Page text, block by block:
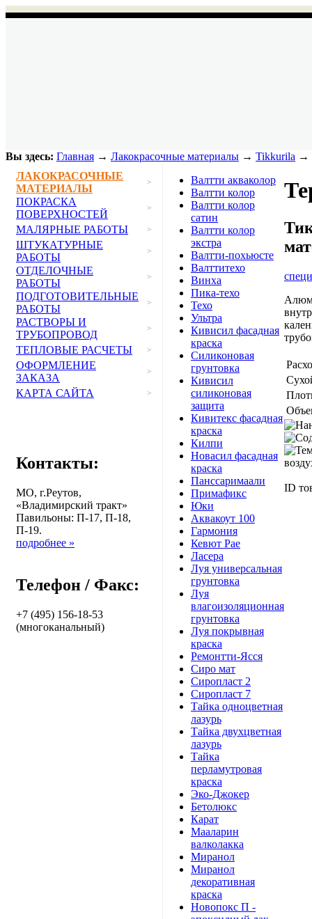
Вы здесь: Главная → Лакокрасочные материалы → Tikkurila →
ЛАКОКРАСОЧНЫЕ
МАТЕРИАЛЫ
>
ПОКРАСКА
ПОВЕРХНОСТЕЙ
>
МАЛЯРНЫЕ РАБОТЫ >
ШТУКАТУРНЫЕ
РАБОТЫ
>
ОТДЕЛОЧНЫЕ
РАБОТЫ
>
ПОДГОТОВИТЕЛЬНЫЕ
РАБОТЫ
>
РАСТВОРЫ И
ТРУБОПРОВОД
>
ТЕПЛОВЫЕ РАСЧЕТЫ >
ОФОРМЛЕНИЕ
ЗАКАЗА
>
КАРТА САЙТА >
Контакты:
МО, г.Реутов,
«Владимирский тракт»
Павильоны: П-17, П-18,
П-19.
подробнее »
Телефон / Факс:
+7 (495) 156-18-53
(многоканальный)
Валтти акваколор
Валтти колор
Валтти колор
сатин
Валтти колор
экстра
Валтти-похьюсте
Валттитехо
Винха
Пика-техо
Техо
Ультра
Кивисил фасадная
краска
Силиконовая
грунтовка
Кивисил
силиконовая
защита
Кивитекс фасадная
краска
Килпи
Новасил фасадная
краска
Панссаримаали
Примафикс
Юки
Аквакоут 100
Гармония
Кевют Рае
Ласера
Луя универсальная
грунтовка
Луя
влагоизоляционная
грунтовка
Луя покрывная
краска
Ремонтти-Ясся
Сиро мат
Сиропласт 2
Сиропласт 7
Тайка одноцветная
лазурь
Тайка двухцветная
лазурь
Тайка
перламутровая
краска
Эко-Джокер
Бетолюкс
Карат
Мааларин
валколакка
Миранол
Миранол
декоративная
краска
Новопокс П -
ID